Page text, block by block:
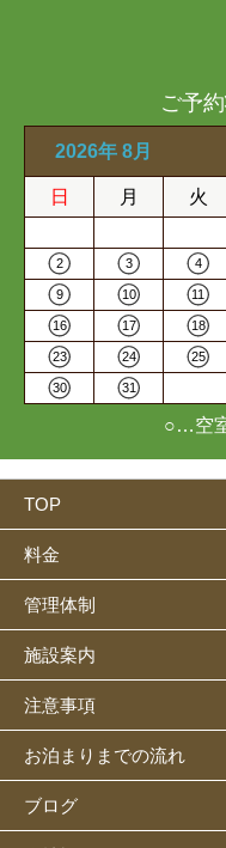
ご予
2026年 8月
日 月 火
2 3 4
9 10 11
16 17 18
23 24 25
30 31
○…空
TOP
料金
管理体制
施設案内
注意事項
お泊まりまでの流れ
ブログ